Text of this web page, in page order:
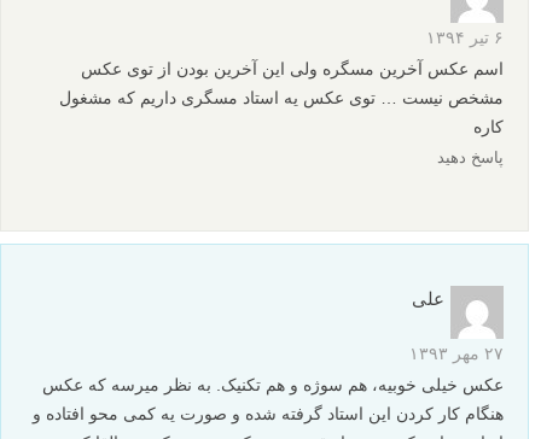
۶ تیر ۱۳۹۴
اسم عکس آخرین مسگره ولی این آخرین بودن از توی عکس
مشخص نیست … توی عکس یه استاد مسگری داریم که مشغول
کاره
پاسخ دهید
علی
۲۷ مهر ۱۳۹۳
عکس خیلی خوبیه، هم سوژه و هم تکنیک. به نظر میرسه که عکس
هنگام کار کردن این استاد گرفته شده و صورت یه کمی محو افتاده و